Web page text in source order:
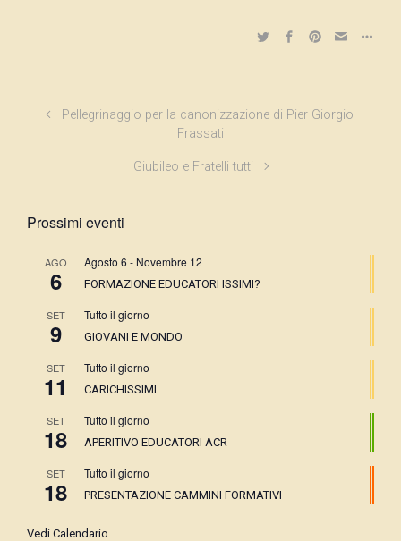
Pellegrinaggio per la canonizzazione di Pier Giorgio
Frassati
Giubileo e Fratelli tutti
Prossimi eventi
AGO
6
Agosto 6 - Novembre 12
FORMAZIONE EDUCATORI ISSIMI?
SET
9
Tutto il giorno
GIOVANI E MONDO
SET
11
Tutto il giorno
CARICHISSIMI
SET
18
Tutto il giorno
APERITIVO EDUCATORI ACR
SET
18
Tutto il giorno
PRESENTAZIONE CAMMINI FORMATIVI
Vedi Calendario